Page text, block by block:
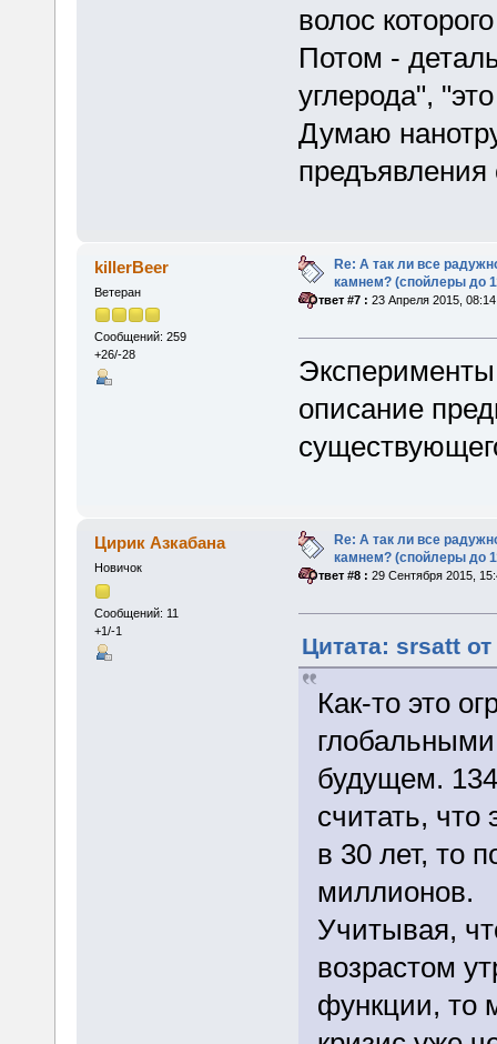
волос
Потом -
углерода",
Думаю
killerBeer
Ветеран
Сообщений: 259
+26/-28
Re: А так ли все
камнем? (спойлеры до
«Ответ #7 : 23 Апреля 2015,
описание
Цирик Азкабана
Новичок
Сообщений: 11
+1/-1
Re: А так ли все
камнем? (спойлеры до
«Ответ #8 : 29 Сентября 2015,
Цитата: srsatt
Как-то это
будущем.
считать, что
в 30 лет, то
миллионов.
Учитывая,
возрастом
функции, то